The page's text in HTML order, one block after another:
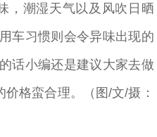
，潮湿天气以及风吹日晒
车习惯则会令异味出现的
话小编还是建议大家去做
价格蛮合理。（图/文/摄：